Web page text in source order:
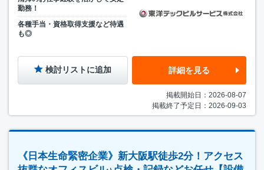
勤務！
各種手当・資格取得支援など待遇
も◎
検討リストに追加 詳細を見る
掲載開始日：2026-08-07
掲載終了予定日：2026-09-03
《日本生命緊密企業》新大阪駅徒歩2分！アクセス